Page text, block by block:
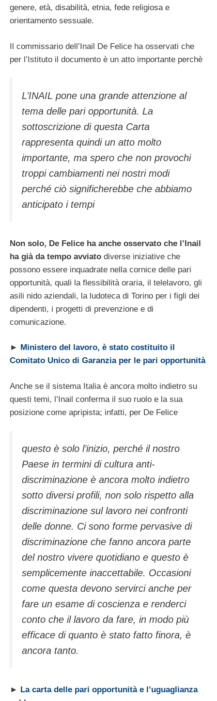
genere, età, disabilità, etnia, fede religiosa e
orientamento sessuale.
Il commissario dell’Inail De Felice ha osservati che
per l’Istituto il documento è un atto importante perchè
L’INAIL pone una grande attenzione al
tema delle pari opportunità. La
sottoscrizione di questa Carta
rappresenta quindi un atto molto
importante, ma spero che non provochi
troppi cambiamenti nei nostri modi
perché ciò significherebbe che abbiamo
anticipato i tempi
Non solo, De Felice ha anche osservato che l’Inail
ha già da tempo avviato diverse iniziative che
possono essere inquadrate nella cornice delle pari
opportunità, quali la flessibilità oraria, il telelavoro, gli
asili nido aziendali, la ludoteca di Torino per i figli dei
dipendenti, i progetti di prevenzione e di
comunicazione.
►
Ministero del lavoro, è stato costituito il
Comitato Unico di Garanzia per le pari opportunità
Anche se il sistema Italia è ancora molto indietro su
questi temi, l’Inail conferma il suo ruolo e la sua
posizione come apripista; infatti, per De Felice
questo è solo l’inizio, perché il nostro
Paese in termini di cultura anti-
discriminazione è ancora molto indietro
sotto diversi profili, non solo rispetto alla
discriminazione sul lavoro nei confronti
delle donne. Ci sono forme pervasive di
discriminazione che fanno ancora parte
del nostro vivere quotidiano e questo è
semplicemente inaccettabile. Occasioni
come questa devono servirci anche per
fare un esame di coscienza e renderci
conto che il lavoro da fare, in modo più
efficace di quanto è stato fatto finora, è
ancora tanto.
► La carta delle pari opportunità e l’uguaglianza